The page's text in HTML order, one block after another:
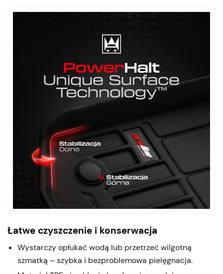
Łatwe czyszczenie i konserwacja
Wystarczy opłukać wodą lub przetrzeć wilgotną
szmatką – szybka i bezproblemowa pielęgnacja.